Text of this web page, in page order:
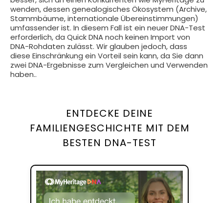
wenden, dessen genealogisches Ökosystem (Archive,
Stammbäume, internationale Übereinstimmungen)
umfassender ist. In diesem Fall ist ein neuer DNA-Test
erforderlich, da Quick DNA noch keinen Import von
DNA-Rohdaten zulässt. Wir glauben jedoch, dass
diese Einschränkung ein Vorteil sein kann, da Sie dann
zwei DNA-Ergebnisse zum Vergleichen und Verwenden
haben..
ENTDECKE DEINE
FAMILIENGESCHICHTE MIT DEM
BESTEN DNA-TEST